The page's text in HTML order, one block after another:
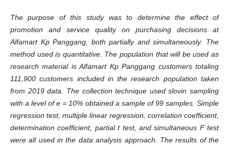
The purpose of this study was to determine the effect of
promotion and service quality on purchasing decisions at
Alfamart Kp Panggang, both partially and simultaneously. The
method used is quantitative. The population that will be used as
research material is Alfamart Kp Panggang customers totaling
111,900 customers included in the research population taken
from 2019 data. The collection technique used slovin sampling
with a level of e = 10% obtained a sample of 99 samples. Simple
regression test, multiple linear regression, correlation coefficient,
determination coefficient, partial t test, and simultaneous F test
were all used in the data analysis approach. The results of the